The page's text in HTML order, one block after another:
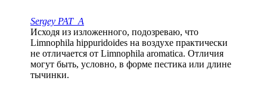
Sergey PAT_A
Исходя из изложенного, подозреваю, что
Limnophila hippuridoides на воздухе практически
не отличается от Limnophila aromatica. Отличия
могут быть, условно, в форме пестика или длине
тычинки.